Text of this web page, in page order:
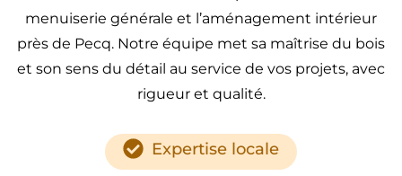
menuiserie générale et l’aménagement intérieur
près de Pecq. Notre équipe met sa maîtrise du bois
et son sens du détail au service de vos projets, avec
rigueur et qualité.
Expertise locale